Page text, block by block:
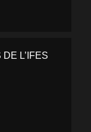
L’IFES